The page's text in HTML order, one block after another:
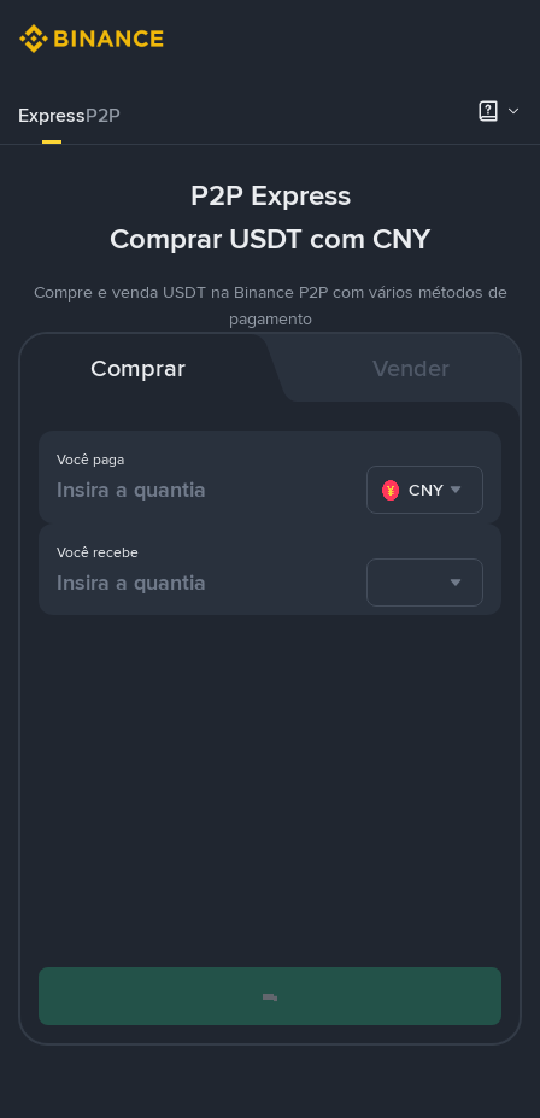
ExpressP2P
P2P Express
Comprar USDT com CNY
Compre e venda USDT na Binance P2P com vários métodos de
pagamento
Comprar Vender
Você paga
CNY
Você recebe